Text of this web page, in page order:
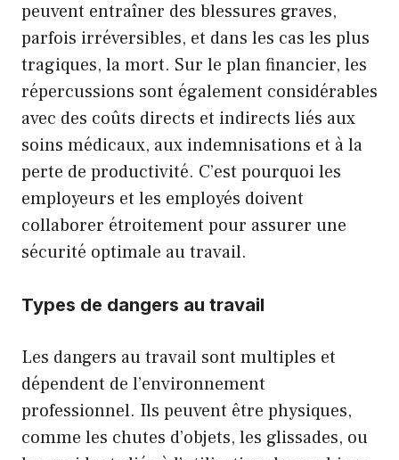
peuvent entraîner des blessures graves,
parfois irréversibles, et dans les cas les plus
tragiques, la mort. Sur le plan financier, les
répercussions sont également considérables
avec des coûts directs et indirects liés aux
soins médicaux, aux indemnisations et à la
perte de productivité. C’est pourquoi les
employeurs et les employés doivent
collaborer étroitement pour assurer une
sécurité optimale au travail.
Types de dangers au travail
Les dangers au travail sont multiples et
dépendent de l’environnement
professionnel. Ils peuvent être physiques,
comme les chutes d’objets, les glissades, ou